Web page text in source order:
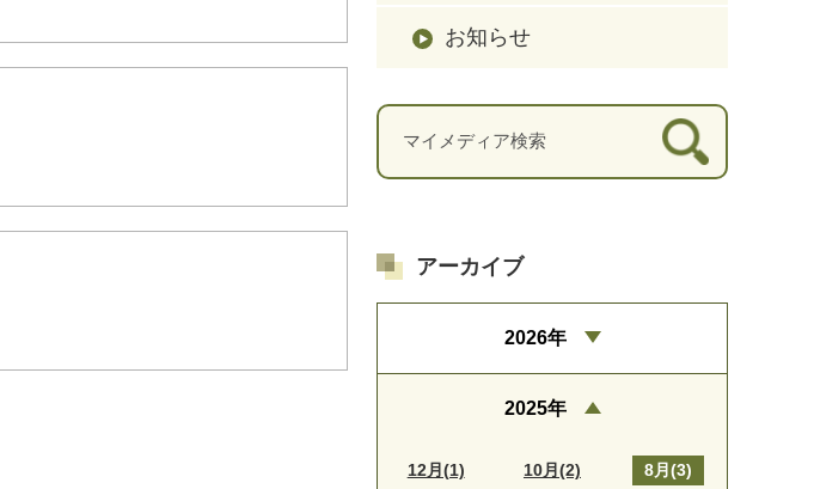
お知らせ
アーカイブ
2026年
2025年
12月(1) 10月(2) 8月(3)